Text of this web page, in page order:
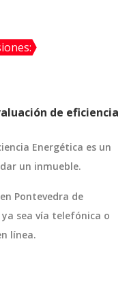
de eficiencia
Energética es un
un inmueble.
Pontevedra de
sea vía telefónica o
línea.